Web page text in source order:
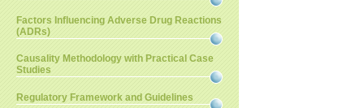
Factors Influencing Adverse Drug Reactions
(ADRs)
Causality Methodology with Practical Case
Studies
Regulatory Framework and Guidelines